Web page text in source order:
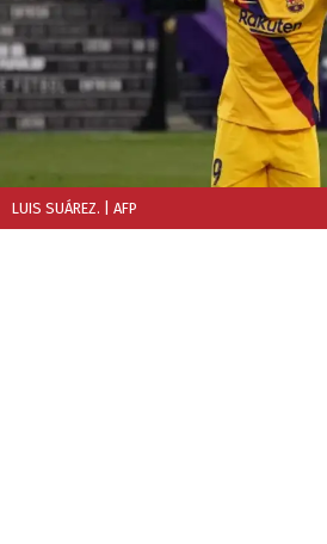
LUIS SUÁREZ. | AFP